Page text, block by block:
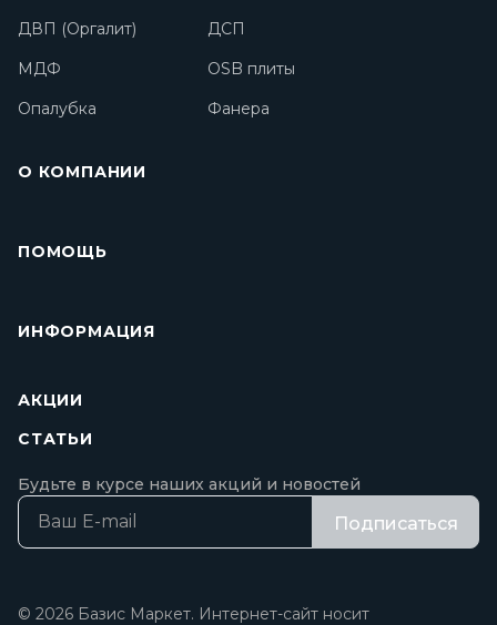
ДВП (Оргалит)
ДСП
МДФ
OSB плиты
Опалубка
Фанера
О КОМПАНИИ
ПОМОЩЬ
ИНФОРМАЦИЯ
АКЦИИ
СТАТЬИ
Будьте в курсе наших акций и новостей
Подписаться
© 2026 Базис Маркет. Интернет-сайт носит